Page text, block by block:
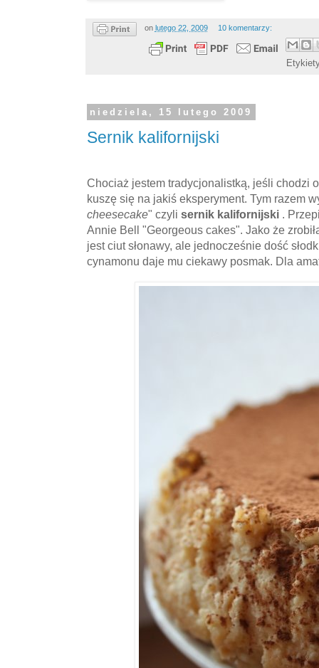
on lutego 22, 2009 10 komentarzy:
niedziela, 15 lutego 2009
Sernik kalifornijski
Chociaż jestem tradycjonalistką, jeśli chodzi
kuszę się na jakiś eksperyment. Tym razem
cheesecake" czyli sernik kalifornijski .
Annie Bell "Georgeous cakes". Jako że
jest ciut słonawy, ale jednocześnie dość
cynamonu daje mu ciekawy posmak. Dla